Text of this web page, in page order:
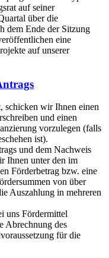
auf seiner
über die
dem Ende der Sitzung
eine
auf unserer
schicken wir Ihnen einen
und einen
vorzulegen (falls
ist).
und dem Nachweis
Ihnen unter den im
Förderbetrag bzw. eine
von über
Auszahlung in mehreren
uns Fördermittel
Abrechnung des
für die